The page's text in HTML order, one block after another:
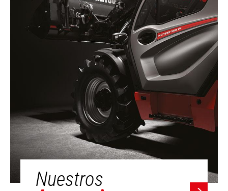
Nuestros